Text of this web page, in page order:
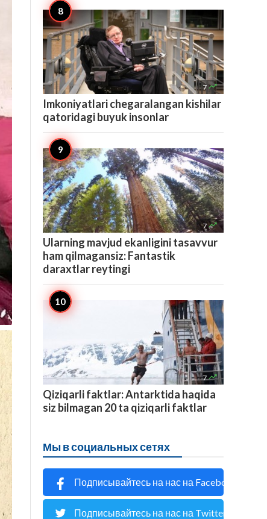
7 
Imkoniyatlari chegaralangan kishilar
qatoridagi buyuk insonlar
7 
Ularning mavjud ekanligini tasavvur
ham qilmagansiz: Fantastik
daraxtlar reytingi
7 
Qiziqarli faktlar: Antarktida haqida
siz bilmagan 20 ta qiziqarli faktlar
Мы в социальных сетях
Подписывайтесь на нас на Facebook
Подписывайтесь на нас на Twitter